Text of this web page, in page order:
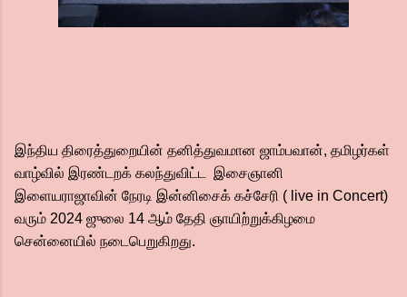
இந்திய திரைத்துறையின் தனித்துவமான ஜாம்பவான், தமிழர்கள்
வாழ்வில் இரண்டறக் கலந்துவிட்ட இசைஞானி
இளையராஜாவின் நேரடி இன்னிசைக் கச்சேரி ( live in Concert)
வரும் 2024 ஜுலை 14 ஆம் தேதி ஞாயிற்றுக்கிழமை
சென்னையில் நடைபெறுகிறது.